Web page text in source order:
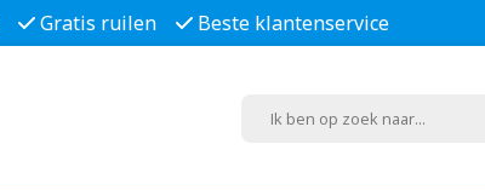
Gratis ruilen Beste klantenservice